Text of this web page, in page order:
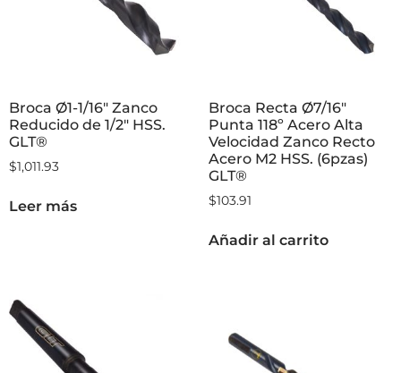
Broca Ø1-1/16″ Zanco
Reducido de 1/2″ HSS.
GLT®
$1,011.93
Leer más
Broca Recta Ø7/16″
Punta 118º Acero Alta
Velocidad Zanco Recto
Acero M2 HSS. (6pzas)
GLT®
$103.91
Añadir al carrito